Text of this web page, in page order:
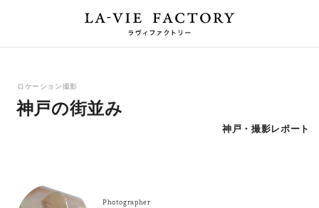
ロケーション撮影
神戸の街並み
神戸・撮影レポート
Photographer